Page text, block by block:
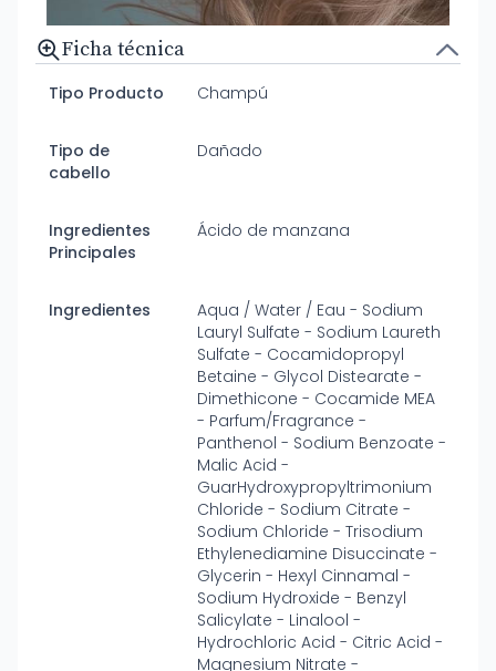
Ficha técnica
Tipo Producto Champú
Tipo de
cabello
Dañado
Ingredientes
Principales
Ácido de manzana
Ingredientes
Aqua / Water / Eau - Sodium
Lauryl Sulfate - Sodium Laureth
Sulfate - Cocamidopropyl
Betaine - Glycol Distearate -
Dimethicone - Cocamide MEA
- Parfum/Fragrance -
Panthenol - Sodium Benzoate -
Malic Acid -
GuarHydroxypropyltrimonium
Chloride - Sodium Citrate -
Sodium Chloride - Trisodium
Ethylenediamine Disuccinate -
Glycerin - Hexyl Cinnamal -
Sodium Hydroxide - Benzyl
Salicylate - Linalool -
Hydrochloric Acid - Citric Acid -
Magnesium Nitrate -